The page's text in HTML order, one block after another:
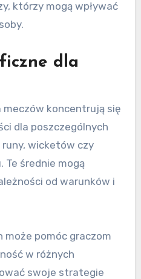
którzy mogą wpływać
dla
meczów koncentrują się
dla poszczególnych
wicketów czy
Te średnie mogą
od warunków i
może pomóc graczom
w różnych
swoje strategie